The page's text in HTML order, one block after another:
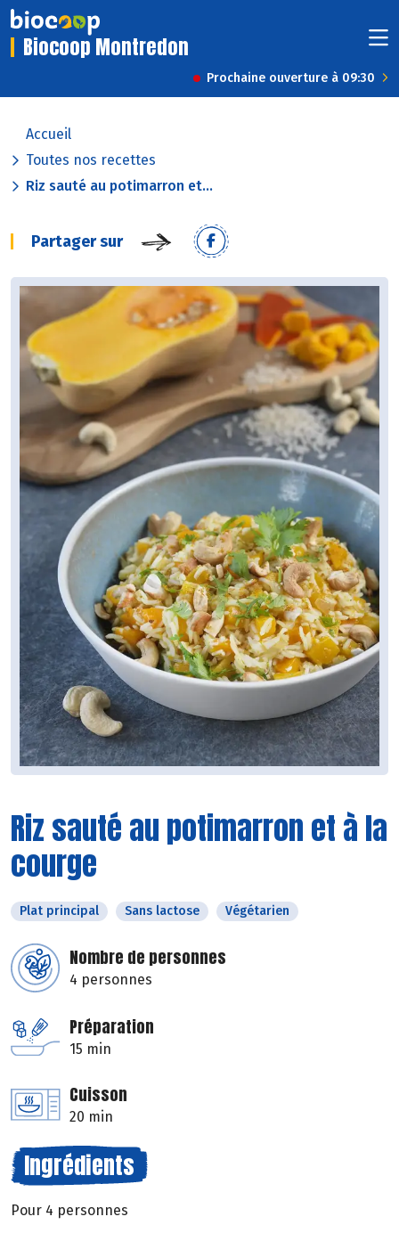
Biocoop Montredon
Prochaine ouverture à 09:30
Accueil
Toutes nos recettes
Riz sauté au potimarron et...
Partager sur
Riz sauté au potimarron et à la
courge
Plat principal Sans lactose Végétarien
Nombre de personnes
4 personnes
Préparation
15 min
Cuisson
20 min
Ingrédients
Pour 4 personnes